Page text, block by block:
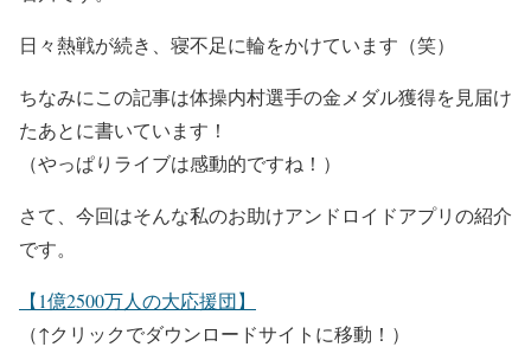
日々熱戦が続き、寝不足に輪をかけています（笑）
ちなみにこの記事は体操内村選手の金メダル獲得を見届け
たあとに書いています！
（やっぱりライブは感動的ですね！）
さて、今回はそんな私のお助けアンドロイドアプリの紹介
です。
【1億2500万人の大応援団】
（↑クリックでダウンロードサイトに移動！）